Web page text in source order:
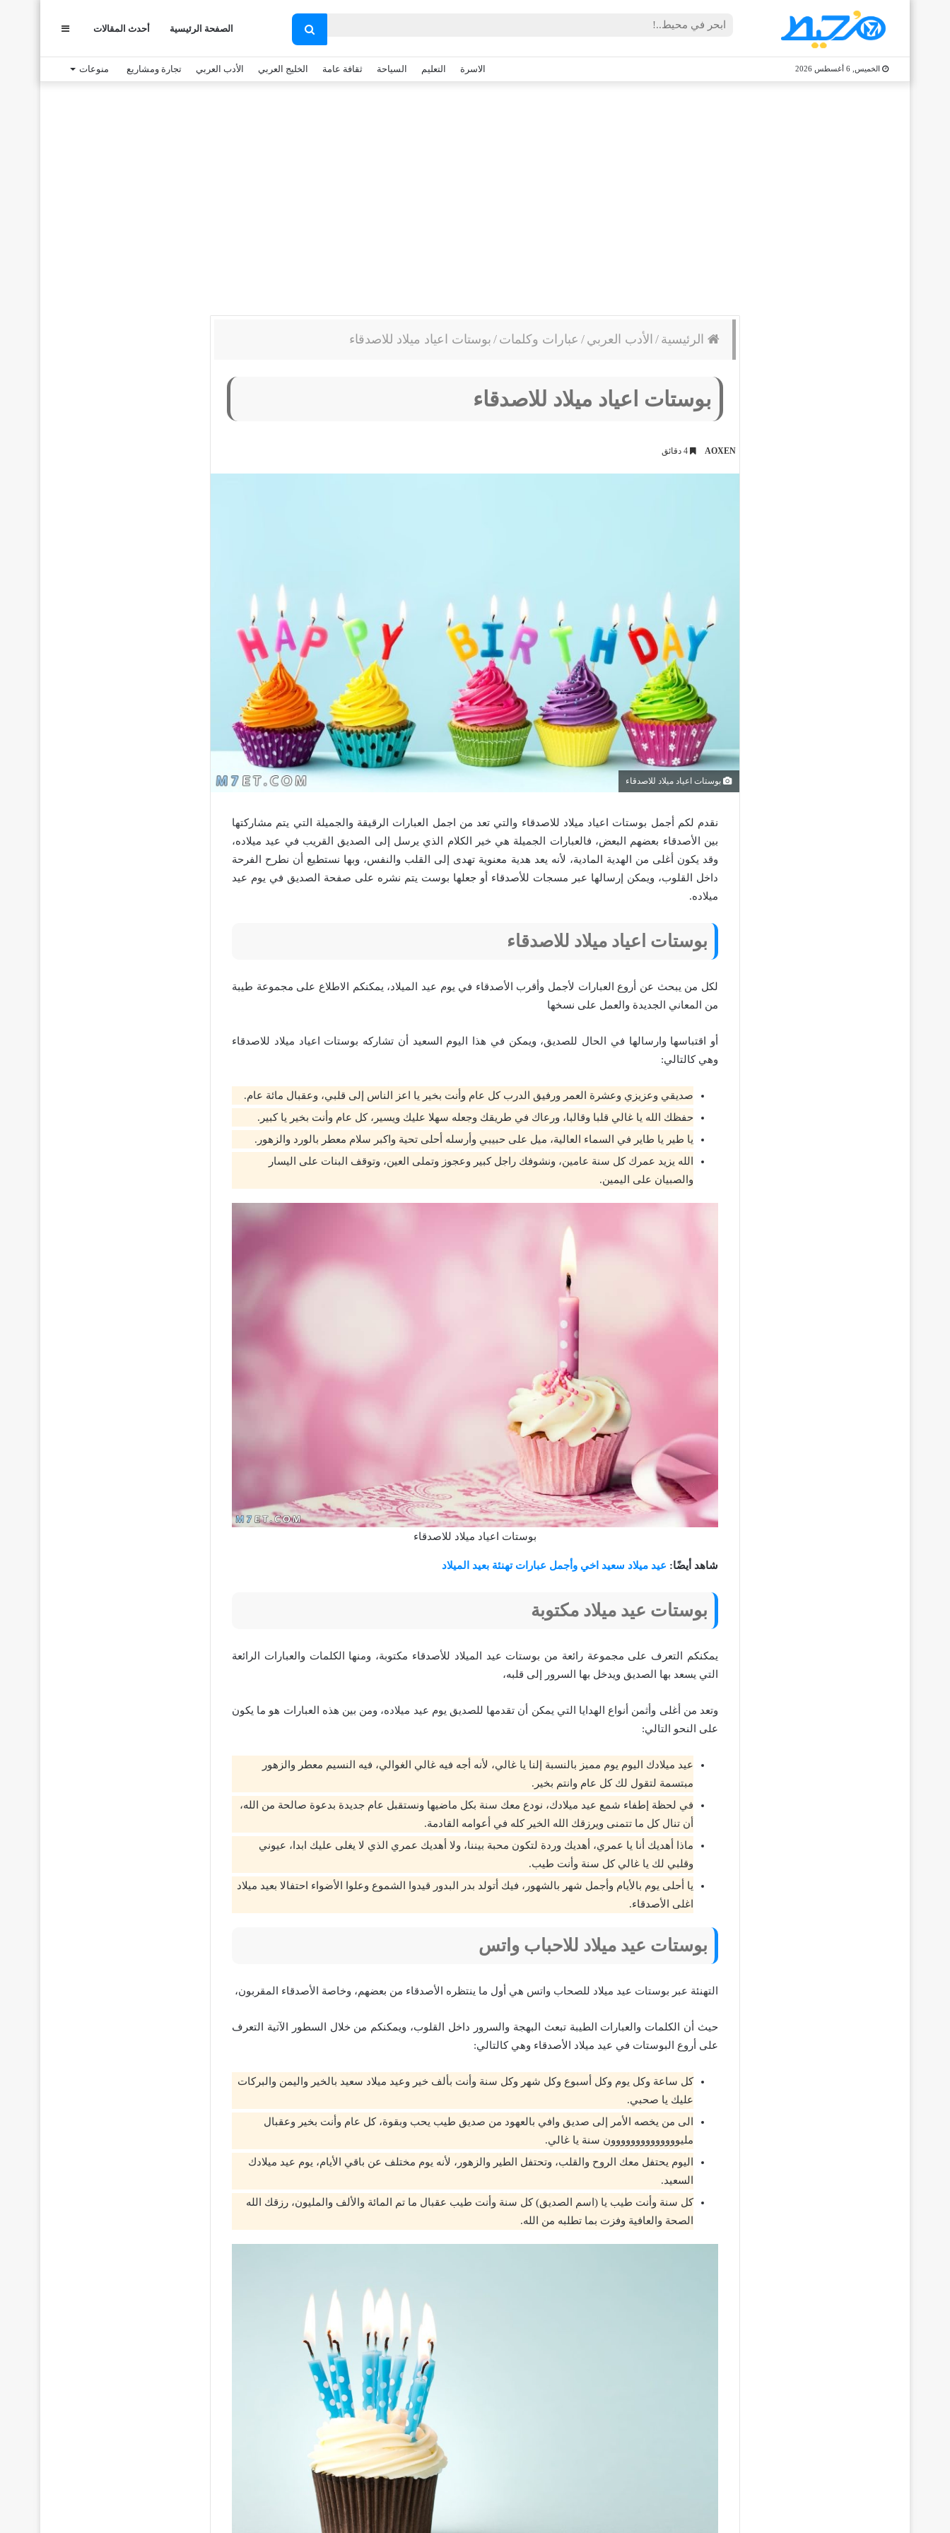
بحث
عن
الصفحة الرئيسية أحدث المقالات عمود
جانبي
الخميس, 6 أغسطس 2026 الاسرة التعليم السياحة ثقافة عامة الخليج العربي الأدب العربي تجارة ومشاريع منوعات
الرئيسية / الأدب العربي / عبارات وكلمات / بوستات اعياد ميلاد للاصدقاء
بوستات اعياد ميلاد للاصدقاء
AOXEN
بوستات اعياد ميلاد للاصدقاء
نقدم لكم أجمل بوستات اعياد ميلاد للاصدقاء والتي تعد من اجمل العبارات الرقيقة والجميلة التي يتم مشاركتها
بين الأصدقاء بعضهم البعض، فالعبارات الجميلة هي خير الكلام الذي يرسل إلى الصديق القريب في عيد ميلاده،
وقد يكون أغلى من الهدية المادية، لأنه يعد هدية معنوية تهدى إلى القلب والنفس، وبها نستطيع أن نطرح الفرحة
داخل القلوب، ويمكن إرسالها عبر مسجات للأصدقاء أو جعلها بوست يتم نشره على صفحة الصديق في يوم عيد
ميلاده.
بوستات اعياد ميلاد للاصدقاء
لكل من يبحث عن أروع العبارات لأجمل وأقرب الأصدقاء في يوم عيد الميلاد، يمكنكم الاطلاع على مجموعة طيبة
من المعاني الجديدة والعمل على نسخها
أو اقتباسها وارسالها في الحال للصديق، ويمكن في هذا اليوم السعيد أن تشاركه بوستات اعياد ميلاد للاصدقاء
وهي كالتالي:
صديقي وعزيزي وعشرة العمر ورفيق الدرب كل عام وأنت بخير يا اعز الناس إلى قلبي، وعقبال مائة عام.
حفظك الله يا غالي قلبا وقالبا، ورعاك في طريقك وجعله سهلا عليك ويسير، كل عام وأنت بخير يا كبير.
يا طير يا طاير في السماء العالية، ميل على حبيبي وأرسله أحلى تحية واكبر سلام معطر بالورد والزهور.
الله يزيد عمرك كل سنة عامين، ونشوفك راجل كبير وعجوز وتملى العين، وتوقف البنات على اليسار
والصبيان على اليمين.
بوستات اعياد ميلاد للاصدقاء
شاهد أيضًا: عيد ميلاد سعيد اخي وأجمل عبارات تهنئة بعيد الميلاد
بوستات عيد ميلاد مكتوبة
يمكنكم التعرف على مجموعة رائعة من بوستات عيد الميلاد للأصدقاء مكتوبة، ومنها الكلمات والعبارات الرائعة
التي يسعد بها الصديق ويدخل بها السرور إلى قلبه،
وتعد من أغلى وأثمن أنواع الهدايا التي يمكن أن تقدمها للصديق يوم عيد ميلاده، ومن بين هذه العبارات هو ما يكون
على النحو التالي:
عيد ميلادك اليوم يوم مميز بالنسبة إلنا يا غالي، لأنه أجه فيه غالي الغوالي، فيه النسيم معطر والزهور
مبتسمة لتقول لك كل عام وانتم بخير.
في لحظة إطفاء شمع عيد ميلادك، نودع معك سنة بكل ماضيها ونستقبل عام جديدة بدعوة صالحة من الله،
أن تنال كل ما تتمنى ويرزقك الله الخير كله في أعوامه القادمة.
ماذا أهديك أنا يا عمري، أهديك وردة لتكون محبة بيننا، ولا أهديك عمري الذي لا يغلى عليك ابدا، عيوني
وقلبي لك يا غالي كل سنة وأنت طيب.
يا أحلى يوم بالأيام وأجمل شهر بالشهور، فيك أتولد بدر البدور قيدوا الشموع وعلوا الأضواء احتفالا بعيد ميلاد
اغلى الأصدقاء.
بوستات عيد ميلاد للاحباب واتس
التهنئة عبر بوستات عيد ميلاد للصحاب واتس هي أول ما ينتظره الأصدقاء من بعضهم، وخاصة الأصدقاء المقربون،
حيث أن الكلمات والعبارات الطيبة تبعث البهجة والسرور داخل القلوب، ويمكنكم من خلال السطور الآتية التعرف
على أروع البوستات في عيد ميلاد الأصدقاء وهي كالتالي:
كل ساعة وكل يوم وكل أسبوع وكل شهر وكل سنة وأنت بألف خير وعيد ميلاد سعيد بالخير واليمن والبركات
عليك يا صحبي.
الى من يخصه الأمر إلى صديق وافي بالعهود من صديق طيب يحب وبقوة، كل عام وأنت بخير وعقبال
مليوووووووووووووون سنة يا غالي.
اليوم يحتفل معك الروح والقلب، وتحتفل الطير والزهور، لأنه يوم مختلف عن باقي الأيام، يوم عيد ميلادك
السعيد.
كل سنة وأنت طيب يا (اسم الصديق) كل سنة وأنت طيب عقبال ما تم المائة والألف والمليون، رزقك الله
الصحة والعافية وفزت بما تطلبه من الله.